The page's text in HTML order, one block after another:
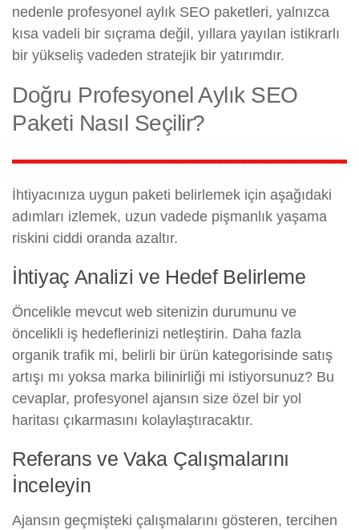
nedenle profesyonel aylık SEO paketleri, yalnızca
kısa vadeli bir sıçrama değil, yıllara yayılan istikrarlı
bir yükseliş vadeden stratejik bir yatırımdır.
Doğru Profesyonel Aylık SEO
Paketi Nasıl Seçilir?
İhtiyacınıza uygun paketi belirlemek için aşağıdaki
adımları izlemek, uzun vadede pişmanlık yaşama
riskini ciddi oranda azaltır.
İhtiyaç Analizi ve Hedef Belirleme
Öncelikle mevcut web sitenizin durumunu ve
öncelikli iş hedeflerinizi netleştirin. Daha fazla
organik trafik mi, belirli bir ürün kategorisinde satış
artışı mı yoksa marka bilinirliği mi istiyorsunuz? Bu
cevaplar, profesyonel ajansın size özel bir yol
haritası çıkarmasını kolaylaştıracaktır.
Referans ve Vaka Çalışmalarını
İnceleyin
Ajansın geçmişteki çalışmalarını gösteren, tercihen